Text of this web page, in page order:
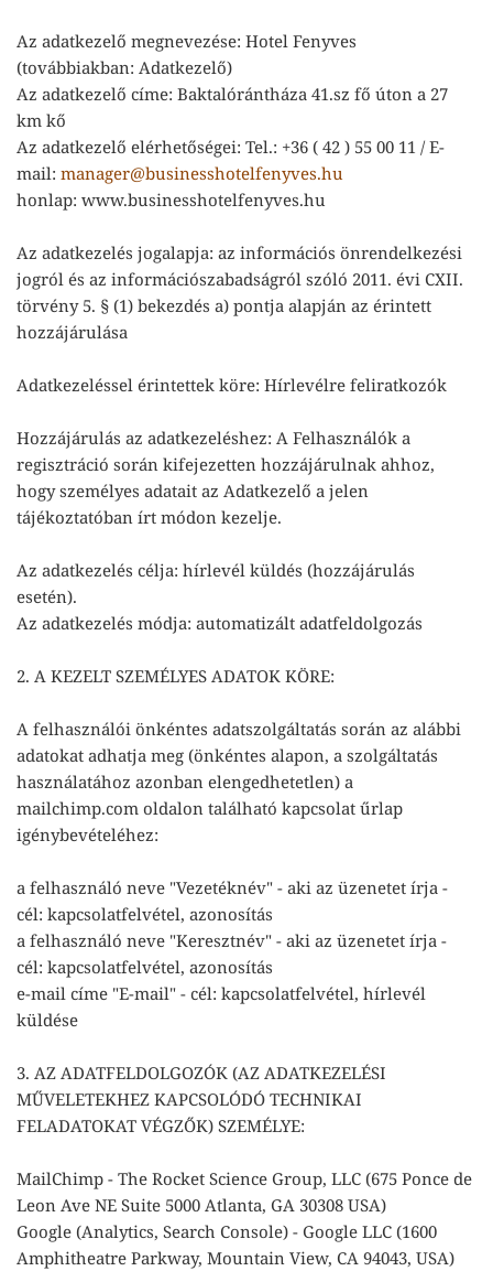
Az adatkezelő megnevezése: Hotel Fenyves
(továbbiakban: Adatkezelő)
Az adatkezelő címe: Baktalórántháza 41.sz fő úton a 27
km kő
Az adatkezelő elérhetőségei: Tel.: +36 ( 42 ) 55 00 11 / E-
mail: manager@businesshotelfenyves.hu
honlap: www.businesshotelfenyves.hu
Az adatkezelés jogalapja: az információs önrendelkezési
jogról és az információszabadságról szóló 2011. évi CXII.
törvény 5. § (1) bekezdés a) pontja alapján az érintett
hozzájárulása
Adatkezeléssel érintettek köre: Hírlevélre feliratkozók
Hozzájárulás az adatkezeléshez: A Felhasználók a
regisztráció során kifejezetten hozzájárulnak ahhoz,
hogy személyes adatait az Adatkezelő a jelen
tájékoztatóban írt módon kezelje.
Az adatkezelés célja: hírlevél küldés (hozzájárulás
esetén).
Az adatkezelés módja: automatizált adatfeldolgozás
2. A KEZELT SZEMÉLYES ADATOK KÖRE:
A felhasználói önkéntes adatszolgáltatás során az alábbi
adatokat adhatja meg (önkéntes alapon, a szolgáltatás
használatához azonban elengedhetetlen) a
mailchimp.com oldalon található kapcsolat űrlap
igénybevételéhez:
a felhasználó neve "Vezetéknév" - aki az üzenetet írja -
cél: kapcsolatfelvétel, azonosítás
a felhasználó neve "Keresztnév" - aki az üzenetet írja -
cél: kapcsolatfelvétel, azonosítás
e-mail címe "E-mail" - cél: kapcsolatfelvétel, hírlevél
küldése
3. AZ ADATFELDOLGOZÓK (AZ ADATKEZELÉSI
MŰVELETEKHEZ KAPCSOLÓDÓ TECHNIKAI
FELADATOKAT VÉGZŐK) SZEMÉLYE:
MailChimp - The Rocket Science Group, LLC (675 Ponce de
Leon Ave NE Suite 5000 Atlanta, GA 30308 USA)
Google (Analytics, Search Console) - Google LLC (1600
Amphitheatre Parkway, Mountain View, CA 94043, USA)